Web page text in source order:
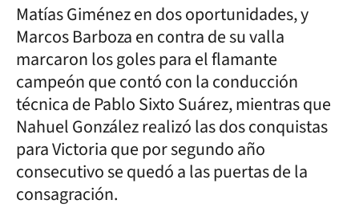
Matías Giménez en dos oportunidades, y
Marcos Barboza en contra de su valla
marcaron los goles para el flamante
campeón que contó con la conducción
técnica de Pablo Sixto Suárez, mientras que
Nahuel González realizó las dos conquistas
para Victoria que por segundo año
consecutivo se quedó a las puertas de la
consagración.